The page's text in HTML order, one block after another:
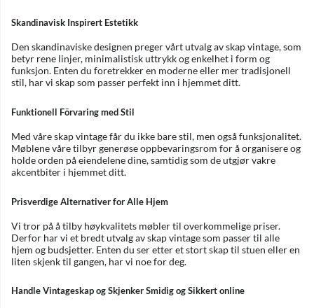
Skandinavisk Inspirert Estetikk
Den skandinaviske designen preger vårt utvalg av skap vintage, som
betyr rene linjer, minimalistisk uttrykk og enkelhet i form og
funksjon. Enten du foretrekker en moderne eller mer tradisjonell
stil, har vi skap som passer perfekt inn i hjemmet ditt.
Funktionell Förvaring med Stil
Med våre skap vintage får du ikke bare stil, men også funksjonalitet.
Møblene våre tilbyr generøse oppbevaringsrom for å organisere og
holde orden på eiendelene dine, samtidig som de utgjør vakre
akcentbiter i hjemmet ditt.
Prisverdige Alternativer for Alle Hjem
Vi tror på å tilby høykvalitets møbler til overkommelige priser.
Derfor har vi et bredt utvalg av skap vintage som passer til alle
hjem og budsjetter. Enten du ser etter et stort skap til stuen eller en
liten skjenk til gangen, har vi noe for deg.
Handle Vintageskap og Skjenker Smidig og Sikkert online